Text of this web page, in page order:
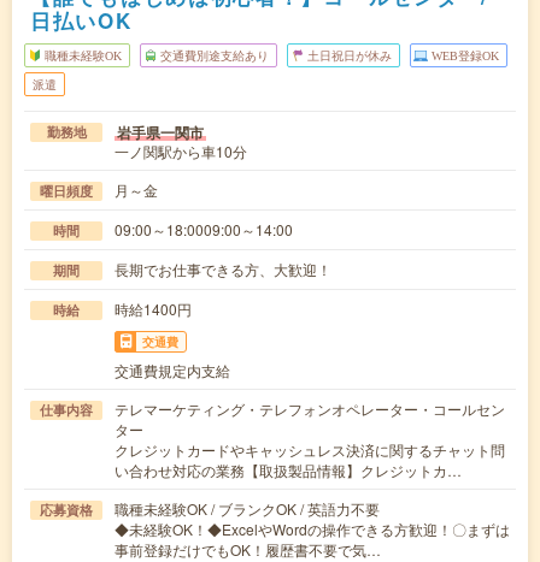
日払いOK
職種未経験OK 交通費別途支給あり 土日祝日が休み WEB登録OK
派遣
勤務地 岩手県一関市
一ノ関駅から車10分
曜日頻度 月～金
時間 09:00～18:0009:00～14:00
期間 長期でお仕事できる方、大歓迎！
時給 時給1400円
交通費
交通費規定内支給
仕事内容
テレマーケティング・テレフォンオペレーター・コールセン
ター
クレジットカードやキャッシュレス決済に関するチャット問
い合わせ対応の業務【取扱製品情報】クレジットカ…
応募資格
職種未経験OK / ブランクOK / 英語力不要
◆未経験OK！◆ExcelやWordの操作できる方歓迎！〇まずは
事前登録だけでもOK！履歴書不要で気…